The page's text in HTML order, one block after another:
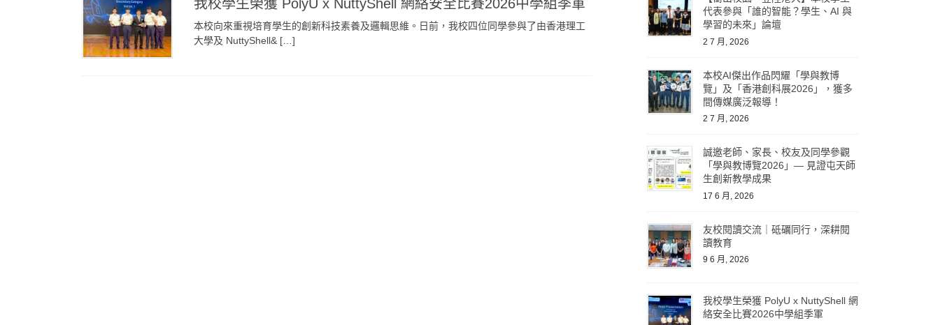
我校學生榮獲 PolyU x NuttyShell 網絡安全比賽2026中學組季軍
本校向來重視培育學生的創新科技素養及邏輯思維。日前，我校四位同學參與了由香港理工
大學及 NuttyShell& […]
代表參與「誰的智能？學生、AI 與
學習的未來」論壇
2 7 月, 2026
本校AI傑出作品閃耀「學與教博
覽」及「香港創科展2026」，獲多
間傳媒廣泛報導！
2 7 月, 2026
誠邀老師、家長、校友及同學參觀
「學與教博覽2026」— 見證屯天師
生創新教學成果
17 6 月, 2026
友校閱讀交流｜砥礪同行，深耕閱
讀教育
9 6 月, 2026
我校學生榮獲 PolyU x NuttyShell 網
絡安全比賽2026中學組季軍